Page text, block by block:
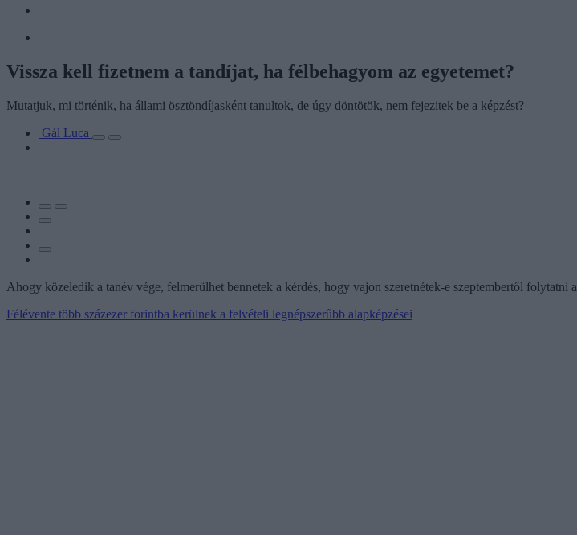
Vissza kell fizetnem a tandíjat, ha félbehagyom az egyetemet?
Mutatjuk, mi történik, ha állami ösztöndíjasként tanultok, de úgy döntötök, nem fejezitek be a képzést?
Gál Luca
Ahogy közeledik a tanév vége, felmerülhet bennetek a kérdés, hogy vajon szeretnétek-e szeptembertől folytatni a
Félévente több százezer forintba kerülnek a felvételi legnépszerűbb alapképzései